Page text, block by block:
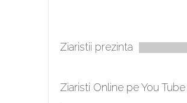
Ziaristii prezinta
Ziaristi Online pe You Tube